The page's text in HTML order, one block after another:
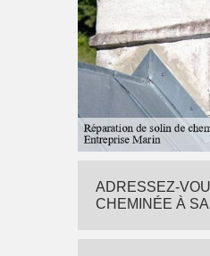
ADRESSEZ-
CHEMINÉE À